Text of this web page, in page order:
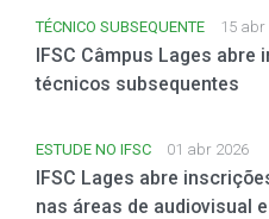
TÉCNICO SUBSEQUENTE 15 abr
IFSC Câmpus Lages
técnicos subsequentes
ESTUDE NO IFSC 01 abr 2026
IFSC Lages abre
nas áreas de audiovisual